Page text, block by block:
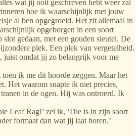
wat jij ooit geschreven hebt weer zal
hoe ik waarschijnlijk met jouw
al ben opgegroeid. Het zit allemaal in
opgeborgen in een soort
slot gedaan, met een gouden sleutel. De
plek. Een plek van vergetelheid.
juist omdat jij zo belangrijk voor me
ik me dit hoorde zeggen. Maar het
Het waarom snapte ik niet precies,
in de ogen. Hij was ontroerd. Ik
Leaf Rag!’ zei ik, ‘Die is in zijn soort
formaat dan wat jij laat horen.’